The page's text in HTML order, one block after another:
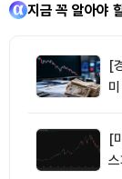
지금 꼭 알아야
[
[